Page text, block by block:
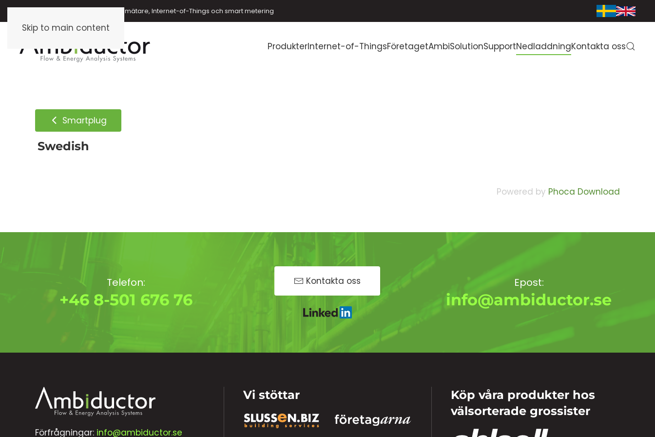
Skip to main content
Energimätare, vattenmätare, oljemätare, Internet-of-Things och smart metering
ProdukterInternet-of-ThingsFöretagetAmbiSolutionSupportNedladdningKontakta oss
Smartplug
Swedish
Powered by Phoca Download
Telefon:
+46 8-501 676 76
Kontakta oss Epost:
info@ambiductor.se
Förfrågningar: info@ambiductor.se
Vi stöttar
Köp våra produkter hos
välsorterade grossister